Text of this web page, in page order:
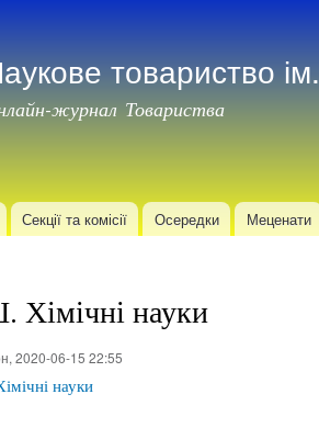
товариство
журнал Товариства
Секції та комісії Осередки Меценати
науки
2020-06-15 22:55
науки